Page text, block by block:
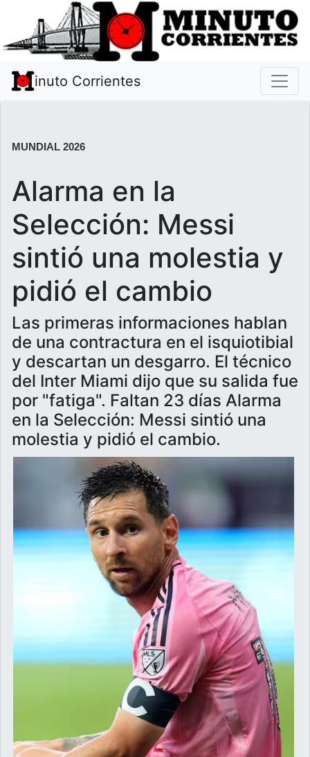
inuto Corrientes
MUNDIAL 2026
Alarma en la
Selección: Messi
sintió una molestia y
pidió el cambio
Las primeras informaciones hablan
de una contractura en el isquiotibial
y descartan un desgarro. El técnico
del Inter Miami dijo que su salida fue
por "fatiga". Faltan 23 días Alarma
en la Selección: Messi sintió una
molestia y pidió el cambio.